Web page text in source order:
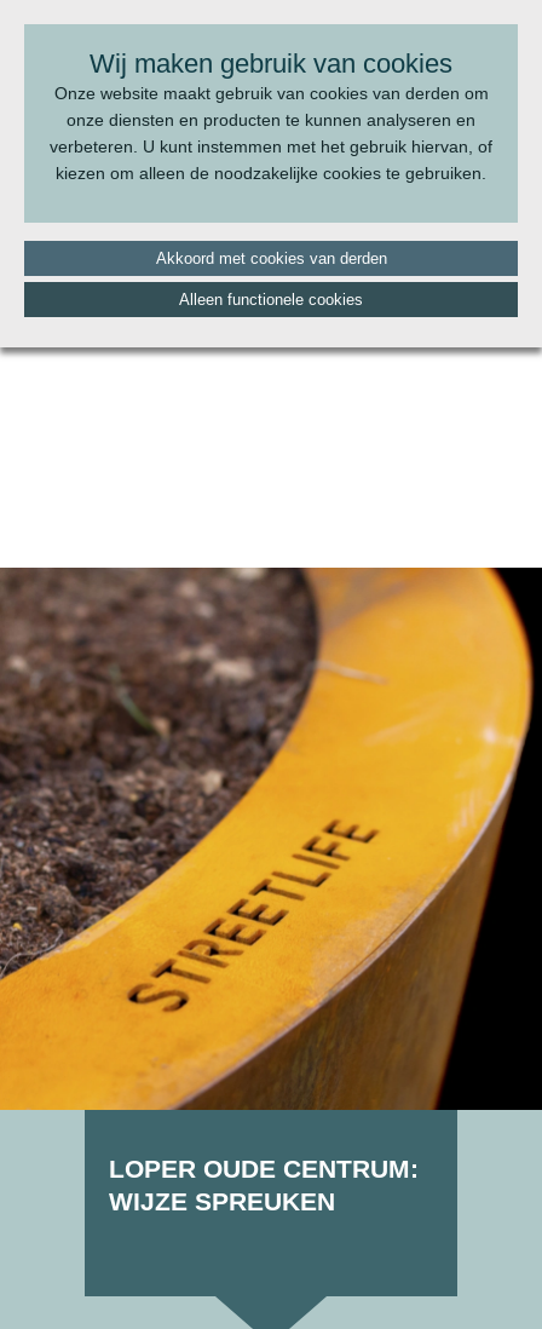
Wij maken gebruik van cookies
Onze website maakt gebruik van cookies van derden om
onze diensten en producten te kunnen analyseren en
verbeteren. U kunt instemmen met het gebruik hiervan, of
kiezen om alleen de noodzakelijke cookies te gebruiken.
Akkoord met cookies van derden
Alleen functionele cookies
BEL ONS:070 - 322 20 22
LOPER OUDE CENTRUM:
WIJZE SPREUKEN